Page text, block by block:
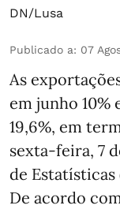
DN/Lusa
Publicado a: 07
As
em junho 10%
19,6%, em
sexta-feira, 7
de Estatísticas
De acordo